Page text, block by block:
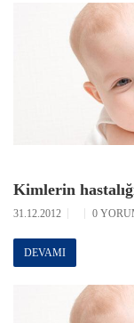
Kimlerin
31.12.2012 0
DEVAMI